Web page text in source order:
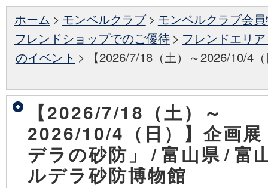
ホーム > モンベルクラブ > モンベルクラブ会
フレンドショップでのご優待 > フレンドエリ
のイベント > 【2026/7/18（土）～2026/10/4
【2026/7/18（土）～
2026/10/4（日）】企画展
デラの砂防」 / 富山県/ 富
ルデラ砂防博物館